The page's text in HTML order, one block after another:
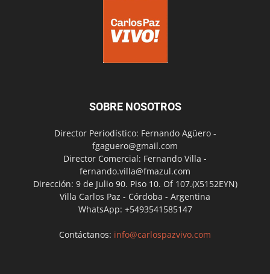
SOBRE NOSOTROS
Director Periodístico: Fernando Agüero -
fgaguero@gmail.com
Director Comercial: Fernando Villa -
fernando.villa@fmazul.com
Dirección: 9 de Julio 90. Piso 10. Of 107.(X5152EYN)
Villa Carlos Paz - Córdoba - Argentina
WhatsApp: +5493541585147
Contáctanos: info@carlospazvivo.com